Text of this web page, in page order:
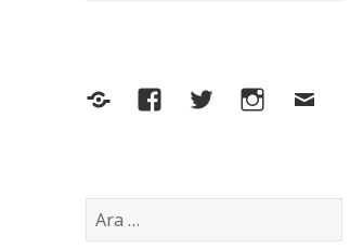
Yelp FacebookTwitterInstagram
E-
Arama: